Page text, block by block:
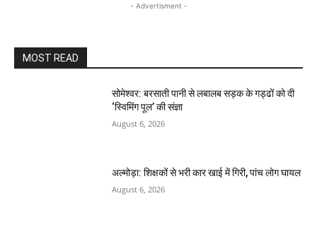
- Advertisment -
MOST READ
सोमेश्वर: बरसाती पानी से लबालब सड़क के गड्ढों को दी
‘स्विमिंग पूल’ की संज्ञा
August 6, 2026
अल्मोड़ा: शिक्षकों से भरी कार खाई में गिरी, पांच लोग घायल
August 6, 2026